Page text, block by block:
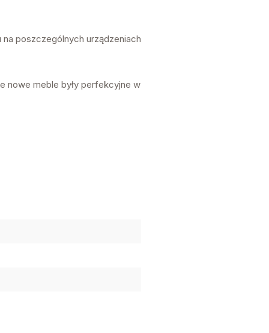
poszczególnych urządzeniach
nowe meble były perfekcyjne w